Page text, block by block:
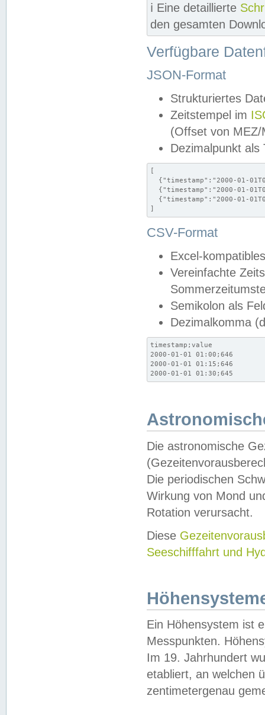
ℹ️ Eine detaillierte
den gesamten
Verfügbare
JSON-Format
Strukturiertes
Zeitstempel im
(Offset von MEZ/
Dezimalpunkt als
[
{"timestamp":"2000-01-
{"timestamp":"2000-01-
{"timestamp":"2000-01-
]
CSV-Format
Excel-
Vereinfachte
Semikolon als
Dezimalkomma
timestamp;value
2000-01-01 01:00;646
2000-01-01 01:15;646
2000-01-01 01:30;645
Die astronomische
Die periodischen
Wirkung von Mond
Rotation verursacht.
Diese
Seeschifffahrt und
Ein Höhensystem ist
Messpunkten.
Im 19. Jahrhundert
etabliert, an welchen
zentimetergenau